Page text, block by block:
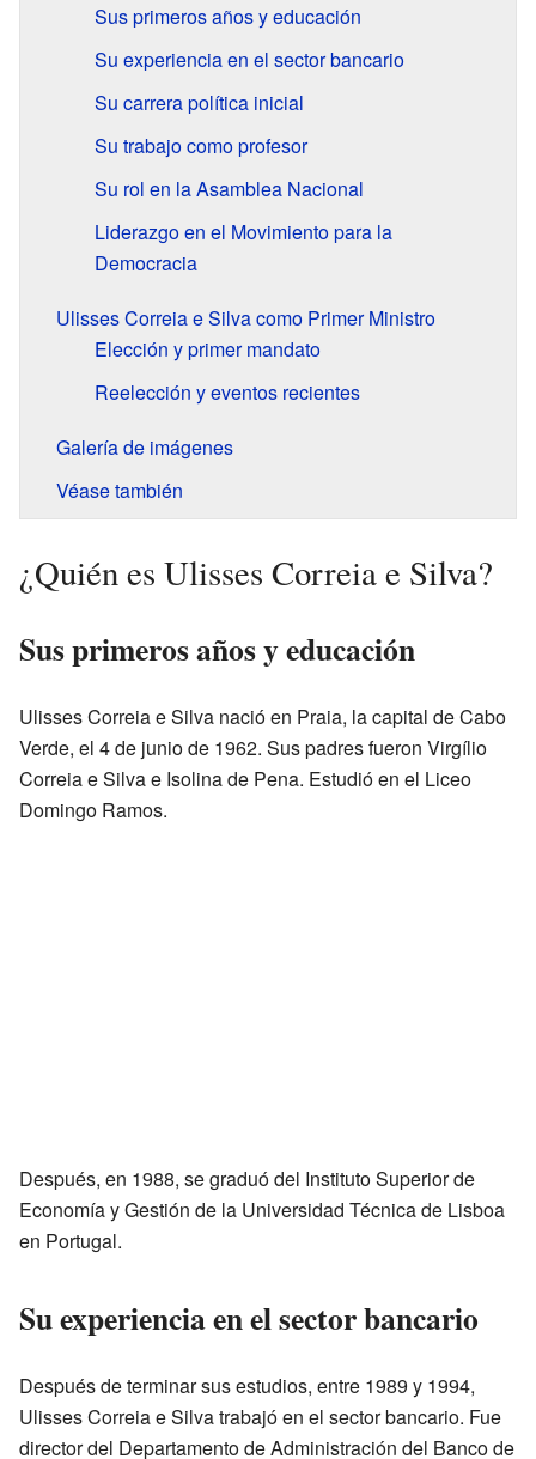
Sus primeros años y educación
Su experiencia en el sector bancario
Su carrera política inicial
Su trabajo como profesor
Su rol en la Asamblea Nacional
Liderazgo en el Movimiento para la
Democracia
Ulisses Correia e Silva como Primer Ministro
Elección y primer mandato
Reelección y eventos recientes
Galería de imágenes
Véase también
¿Quién es Ulisses Correia e Silva?
Sus primeros años y educación
Ulisses Correia e Silva nació en Praia, la capital de Cabo
Verde, el 4 de junio de 1962. Sus padres fueron Virgílio
Correia e Silva e Isolina de Pena. Estudió en el Liceo
Domingo Ramos.
Después, en 1988, se graduó del Instituto Superior de
Economía y Gestión de la Universidad Técnica de Lisboa
en Portugal.
Su experiencia en el sector bancario
Después de terminar sus estudios, entre 1989 y 1994,
Ulisses Correia e Silva trabajó en el sector bancario. Fue
director del Departamento de Administración del Banco de